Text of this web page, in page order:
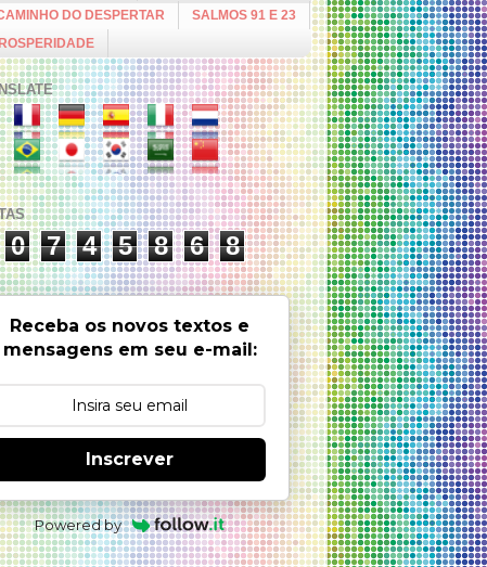
DO DESPERTAR
SALMOS 91 E 23
0 7 4 5 8 6 8
Receba os novos textos e
mensagens em seu e-mail:
Inscrever
Powered by